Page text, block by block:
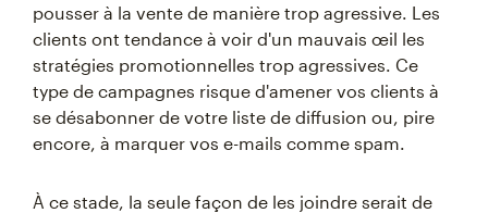
pousser à la vente de manière trop agressive. Les
clients ont tendance à voir d'un mauvais œil les
stratégies promotionnelles trop agressives. Ce
type de campagnes risque d'amener vos clients à
se désabonner de votre liste de diffusion ou, pire
encore, à marquer vos e-mails comme spam.
À ce stade, la seule façon de les joindre serait de